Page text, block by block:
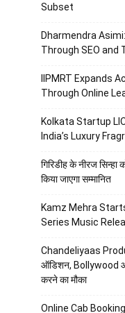
Subset
Dharmendra
Through SEO and
IIPMRT Expands
Through Online
Kolkata Startup
India’s Luxury
गिरिडीह के नीरज
किया जाएगा सम्मानित
Kamz Mehra
Series Music
Chandeliyaas
ऑडिशन, Bollywood
करने का मौका
Online Cab